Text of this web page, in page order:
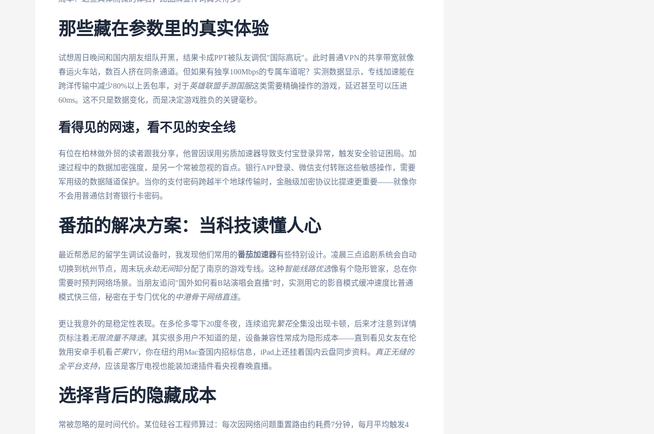
那些藏在参数里的真实体验
试想周日晚间和国内朋友组队开黑，结果卡成PPT被队友调侃"国际高玩"。此时普通VPN的共享带宽就像
春运火车站，数百人挤在同条通道。但如果有独享100Mbps的专属车道呢？实测数据显示，专线加速能在
跨洋传输中减少80%以上丢包率，对于英雄联盟手游国服这类需要精确操作的游戏，延迟甚至可以压进
60ms。这不只是数据变化，而是决定游戏胜负的关键毫秒。
看得见的网速，看不见的安全线
有位在柏林做外贸的读者跟我分享，他曾因误用劣质加速器导致支付宝登录异常，触发安全验证困局。加
速过程中的数据加密强度，是另一个常被忽视的盲点。银行APP登录、微信支付转账这些敏感操作，需要
军用级的数据隧道保护。当你的支付密码跨越半个地球传输时，金融级加密协议比提速更重要——就像你
不会用普通信封寄银行卡密码。
番茄的解决方案：当科技读懂人心
最近帮悉尼的留学生调试设备时，我发现他们常用的番茄加速器有些特别设计。凌晨三点追剧系统会自动
切换到杭州节点，周末玩永劫无间却分配了南京的游戏专线。这种智能线路优选像有个隐形管家，总在你
需要时预判网络场景。当朋友追问"国外如何看B站演唱会直播"时，实测用它的影音模式缓冲速度比普通
模式快三倍，秘密在于专门优化的中港骨干网络直连。
更让我意外的是稳定性表现。在多伦多零下20度冬夜，连续追完繁花全集没出现卡顿，后来才注意到详情
页标注着无限流量不降速。其实很多用户不知道的是，设备兼容性常成为隐形成本——直到看见女友在伦
敦用安卓手机看 芒果TV，你在纽约用Mac查国内招标信息，iPad上还挂着国内云盘同步资料。 真正无缝的
全平台支持，应该是客厅电视也能装加速插件看央视春晚直播。
选择背后的隐藏成本
常被忽略的是时间代价。某位硅谷工程师算过：每次因网络问题重置路由约耗费7分钟，每月平均触发4